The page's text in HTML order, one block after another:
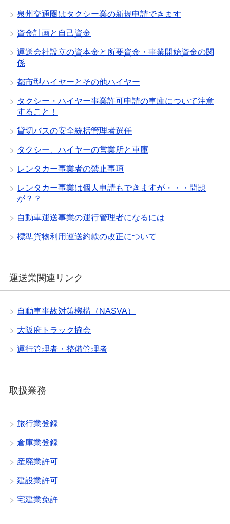
泉州交通圏はタクシー業の新規申請できます
資金計画と自己資金
運送会社設立の資本金と所要資金・事業開始資金の関
係
都市型ハイヤーとその他ハイヤー
タクシー・ハイヤー事業許可申請の車庫について注意
すること！
貸切バスの安全統括管理者選任
タクシー、ハイヤーの営業所と車庫
レンタカー事業者の禁止事項
レンタカー事業は個人申請もできますが・・・問題
が？？
自動車運送事業の運行管理者になるには
標準貨物利用運送約款の改正について
運送業関連リンク
自動車事故対策機構（NASVA）
大阪府トラック協会
運行管理者・整備管理者
取扱業務
旅行業登録
倉庫業登録
産廃業許可
建設業許可
宅建業免許